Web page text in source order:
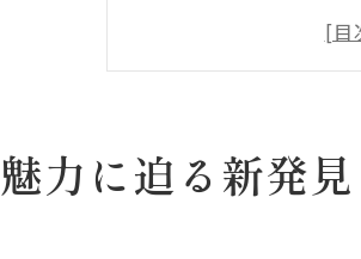
地元文化が息づ
沖縄そば弁当と
沖縄そば弁当が
持ち運びしやすい沖
力に迫る新発見